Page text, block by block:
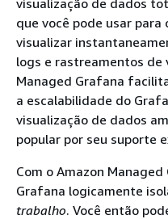
visualização de dados
que você pode usar
visualizar
logs e rastreamentos de
Managed Grafana
a escalabilidade do
visualização de dados
popular por seu suporte
Com o Amazon
Grafana logicamente
trabalho. Você então